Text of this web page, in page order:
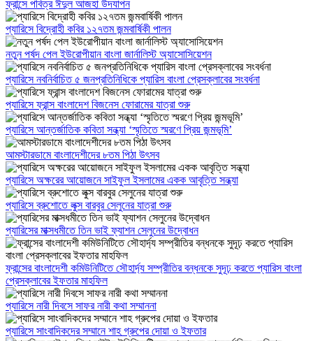
ফ্রান্সে পবিত্র ঈদুল আজহা উদযাপন
প্যারিসে বিদ্রোহী কবির ১২৭তম জন্মবার্ষিকী পালন
নতুন পর্ষদ পেল ইউরোপীয়ান বাংলা জার্নালিস্ট অ্যাসোসিয়েশন
প্যারিসে নবনির্বাচিত ৫ জনপ্রতিনিধিকে প্যারিস বাংলা প্রেসক্লাবের সংবর্ধনা
প্যারিসে ফ্রান্স বাংলাদেশ বিজনেস ফোরামের যাত্রা শুরু
প্যারিসে আন্তর্জাতিক কবিতা সন্ধ্যা ‘স্মৃতিতে স্মরণে প্রিয় জন্মভূমি’
আমস্টারডামে বাংলাদেশীদের ৮তম পিঠা উৎসব
প্যারিসে অক্ষরের আয়োজনে সাইফুল ইসলামের একক আবৃত্তি সন্ধ্যা
প্যারিসে ব্রুশোতে লুক্স বারবুর সেলুনের যাত্রা শুরু
প্যারিসের মাক্সধমীতে তিন ভাই ফ্যাশন সেলুনের উদ্বোধন
ফ্রান্সের বাংলাদেশী কমিউনিটিতে সৌহার্দ্য সম্প্রীতির বন্ধনকে সুদূঢ় করতে প্যারিস বাংলা
প্রেসক্লাবের ইফতার মাহফিল
প্যারিসে নারী দিবসে সাফর নারী কথা সম্মাননা
প্যারিসে সাংবাদিকদের সম্মানে শাহ গ্রুপের দোয়া ও ইফতার